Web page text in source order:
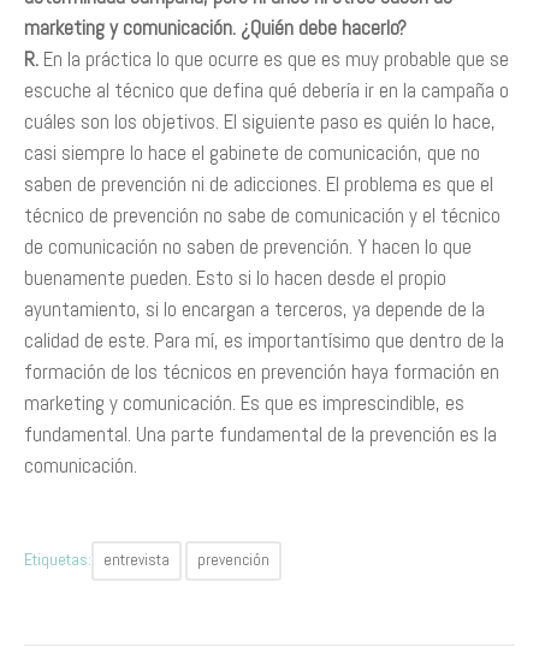
marketing y comunicación. ¿Quién debe hacerlo?
R. En la práctica lo que ocurre es que es muy probable que se
escuche al técnico que defina qué debería ir en la campaña o
cuáles son los objetivos. El siguiente paso es quién lo hace,
casi siempre lo hace el gabinete de comunicación, que no
saben de prevención ni de adicciones. El problema es que el
técnico de prevención no sabe de comunicación y el técnico
de comunicación no saben de prevención. Y hacen lo que
buenamente pueden. Esto si lo hacen desde el propio
ayuntamiento, si lo encargan a terceros, ya depende de la
calidad de este. Para mí, es importantísimo que dentro de la
formación de los técnicos en prevención haya formación en
marketing y comunicación. Es que es imprescindible, es
fundamental. Una parte fundamental de la prevención es la
comunicación.
Etiquetas: entrevista prevención